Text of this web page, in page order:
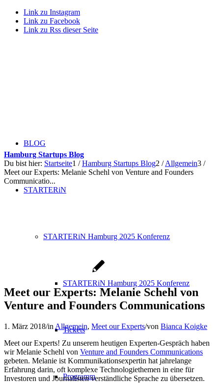
Link zu Instagram
Link zu Facebook
Link zu Rss dieser Seite
BLOG
STARTERiN
STARTERiN Hamburg 2025 Konferenz
STARTERiN Hamburg 2025 Konferenz
Tickets
Programm
Hamburg Startups Blog
Du bist hier: Startseite1 / Hamburg Startups Blog2 / Allgemein3 /
Meet our Experts: Melanie Schehl von Venture and Founders
Communicatio...
Meet our Experts: Melanie Schehl von
Venture and Founders Communications
1. März 2018/in Allgemein, Meet our Experts/von Bianca Koigke
Meet our Experts! Zu unserem heutigen Experten-Gespräch haben
wir Melanie Schehl von Venture and Founders Communications
gebeten. Melanie ist Kommunikationsexpertin hat jahrelange
Erfahrung darin, oft komplexe Technologiethemen in eine für
Investoren und Journalisten verständliche Sprache zu übersetzen.